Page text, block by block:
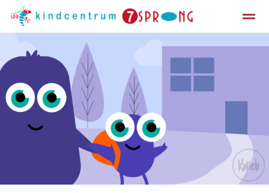
Informatiegids Vakantierooster
Home Zoeken Facebook